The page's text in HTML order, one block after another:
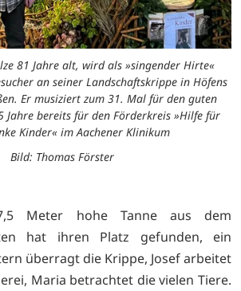
81 Jahre alt, wird als »singender Hirte«
an seiner Landschaftskrippe in Höfens
Er musiziert zum 31. Mal für den guten
Jahre bereits für den Förderkreis »Hilfe für
Kinder« im Aachener Klinikum
Bild: Thomas Förster
Meter hohe Tanne aus dem
hat ihren Platz gefunden, ein
überragt die Krippe, Josef arbeitet
Maria betrachtet die vielen Tiere.